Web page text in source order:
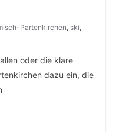
Partenkirchen, ski,
oder die klare
dazu ein, die